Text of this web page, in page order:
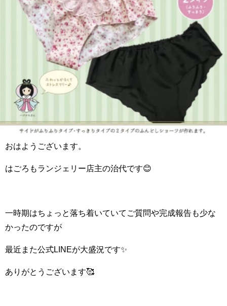
おはようございます。
はごろもランジェリー店主の治代です😊
一時期はちょっと落ち着いていてご質問や完成報告も少な
かったのですが
最近また公式LINEが大盛況です✨
ありがとうございます🥰